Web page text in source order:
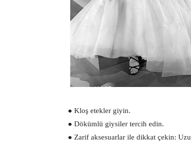
● Kloş etekler giyin.
● Dökümlü giysiler tercih edin.
● Zarif aksesuarlar ile dikkat çekin: